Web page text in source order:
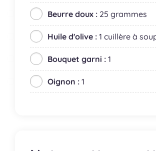
Beurre doux : 25 grammes
Huile d'olive : 1 cuillère à
Bouquet garni : 1
Oignon : 1